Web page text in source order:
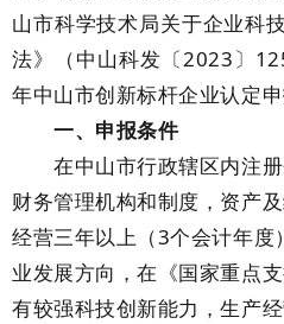
山市科学技术局关于企业科
法》（中山科发〔2023〕
年中山市创新标杆企业认定
一、申报条件
在中山市行政辖区内注册
财务管理机构和制度，资产
经营三年以上（3个会计年
业发展方向，在《国家重点
有较强科技创新能力，生产